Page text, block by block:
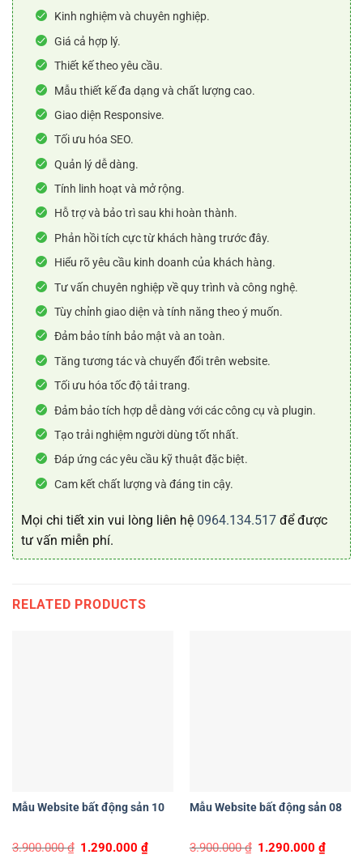
Kinh nghiệm và chuyên nghiệp.
Giá cả hợp lý.
Thiết kế theo yêu cầu.
Mẫu thiết kế đa dạng và chất lượng cao.
Giao diện Responsive.
Tối ưu hóa SEO.
Quản lý dễ dàng.
Tính linh hoạt và mở rộng.
Hỗ trợ và bảo trì sau khi hoàn thành.
Phản hồi tích cực từ khách hàng trước đây.
Hiểu rõ yêu cầu kinh doanh của khách hàng.
Tư vấn chuyên nghiệp về quy trình và công nghệ.
Tùy chỉnh giao diện và tính năng theo ý muốn.
Đảm bảo tính bảo mật và an toàn.
Tăng tương tác và chuyển đổi trên website.
Tối ưu hóa tốc độ tải trang.
Đảm bảo tích hợp dễ dàng với các công cụ và plugin.
Tạo trải nghiệm người dùng tốt nhất.
Đáp ứng các yêu cầu kỹ thuật đặc biệt.
Cam kết chất lượng và đáng tin cậy.
Mọi chi tiết xin vui lòng liên hệ 0964.134.517 để được
tư vấn miễn phí.
RELATED PRODUCTS
Mẫu Website bất động sản 10
3.900.000₫ Original
1.290.000₫Current
Mẫu Website bất động sản 08
3.900.000₫ Original
1.290.000₫Current